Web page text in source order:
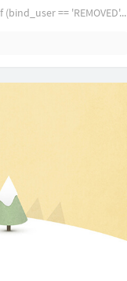
== 'REMOVED'...